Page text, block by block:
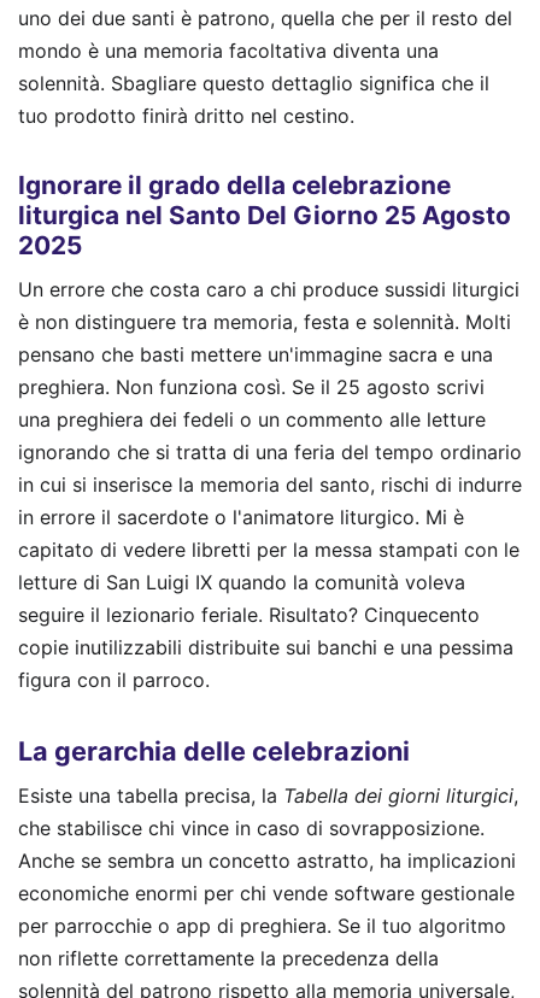
uno dei due santi è patrono, quella che per il resto del
mondo è una memoria facoltativa diventa una
solennità. Sbagliare questo dettaglio significa che il
tuo prodotto finirà dritto nel cestino.
Ignorare il grado della celebrazione
liturgica nel Santo Del Giorno 25 Agosto
2025
Un errore che costa caro a chi produce sussidi liturgici
è non distinguere tra memoria, festa e solennità. Molti
pensano che basti mettere un'immagine sacra e una
preghiera. Non funziona così. Se il 25 agosto scrivi
una preghiera dei fedeli o un commento alle letture
ignorando che si tratta di una feria del tempo ordinario
in cui si inserisce la memoria del santo, rischi di indurre
in errore il sacerdote o l'animatore liturgico. Mi è
capitato di vedere libretti per la messa stampati con le
letture di San Luigi IX quando la comunità voleva
seguire il lezionario feriale. Risultato? Cinquecento
copie inutilizzabili distribuite sui banchi e una pessima
figura con il parroco.
La gerarchia delle celebrazioni
Esiste una tabella precisa, la Tabella dei giorni liturgici,
che stabilisce chi vince in caso di sovrapposizione.
Anche se sembra un concetto astratto, ha implicazioni
economiche enormi per chi vende software gestionale
per parrocchie o app di preghiera. Se il tuo algoritmo
non riflette correttamente la precedenza della
solennità del patrono rispetto alla memoria universale,